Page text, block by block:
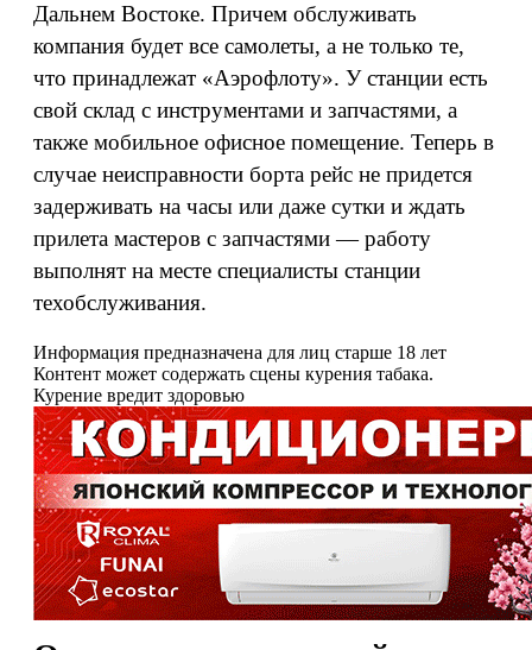
Дальнем Востоке. Причем обслуживать
компания будет все самолеты, а не только те,
что принадлежат «Аэрофлоту». У станции есть
свой склад с инструментами и запчастями, а
также мобильное офисное помещение. Теперь в
случае неисправности борта рейс не придется
задерживать на часы или даже сутки и ждать
прилета мастеров с запчастями — работу
выполнят на месте специалисты станции
техобслуживания.
Информация предназначена для лиц старше 18 лет
Контент может содержать сцены курения табака.
Курение вредит здоровью